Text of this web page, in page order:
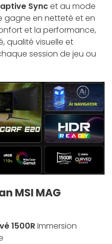
Syncet au mode
gagne en netteté et en
et la performance,
qualité visuelle et
session de jeu ou
MSI MAG
1500RImmersion